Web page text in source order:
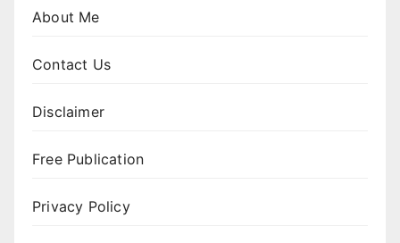
About Me
Contact Us
Disclaimer
Free Publication
Privacy Policy